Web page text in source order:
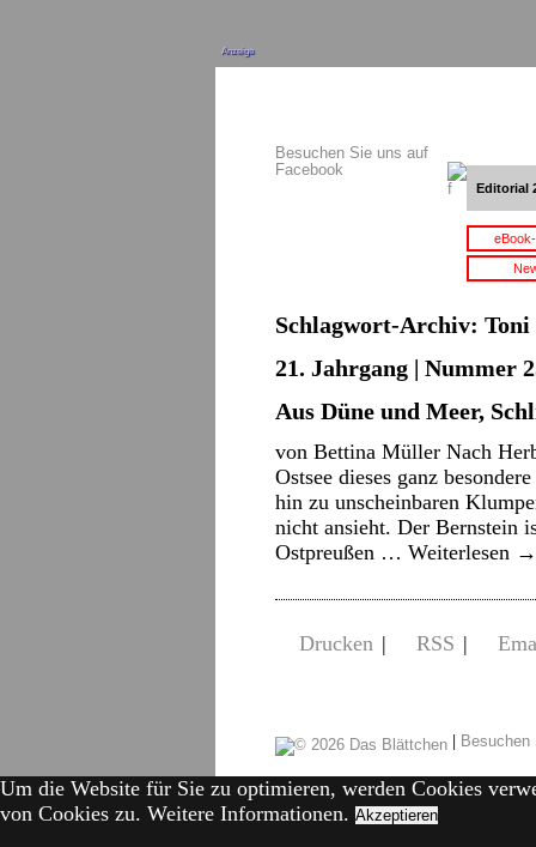
Anzeige
Besuchen Sie uns auf
Facebook
Editorial
Schlagwort-Archiv:
21. Jahrgang | Nummer
Aus Düne und Meer,
von Bettina Müller Nach
Ostsee dieses ganz
hin zu unscheinbaren
nicht ansieht. Der Bernstein
Ostpreußen … Weiterlesen →
Drucken | RSS |
|
Um die Website für Sie zu optimieren, werden Cookies
von Cookies zu. Weitere Informationen. Akzeptieren